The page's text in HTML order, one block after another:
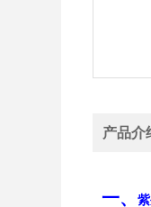
产品介
一、